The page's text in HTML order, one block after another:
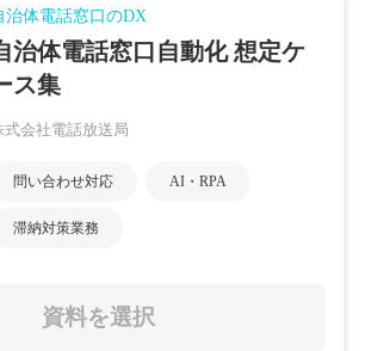
治体電話窓口のDX
治体電話窓口自動化 想定ケ
ス集
式会社電話放送局
問い合わせ対応 AI・RPA
滞納対策業務
資料を選択